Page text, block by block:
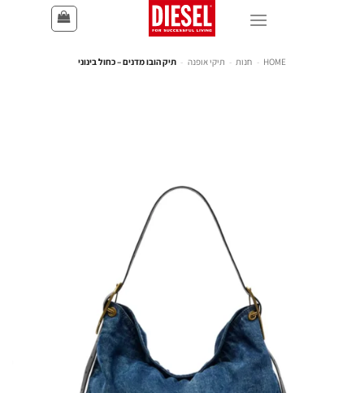
HOME
- חנות - תיקי אופנה - תיק הובו מדנים – כחול בינוני